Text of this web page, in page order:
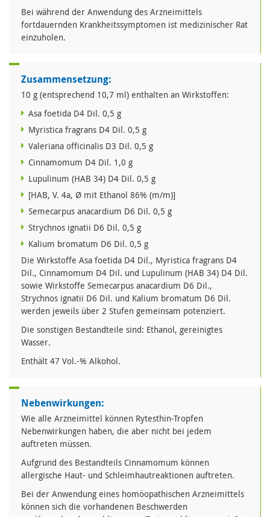
Bei während der Anwendung des Arzneimittels
fortdauernden Krankheitssymptomen ist medizinischer Rat
einzuholen.
Zusammensetzung:
10 g (entsprechend 10,7 ml) enthalten an Wirkstoffen:
Asa foetida D4 Dil. 0,5 g
Myristica fragrans D4 Dil. 0,5 g
Valeriana officinalis D3 Dil. 0,5 g
Cinnamomum D4 Dil. 1,0 g
Lupulinum (HAB 34) D4 Dil. 0,5 g
[HAB, V. 4a, Ø mit Ethanol 86% (m/m)]
Semecarpus anacardium D6 Dil. 0,5 g
Strychnos ignatii D6 Dil. 0,5 g
Kalium bromatum D6 Dil. 0,5 g
Die Wirkstoffe Asa foetida D4 Dil., Myristica fragrans D4
Dil., Cinnamomum D4 Dil. und Lupulinum (HAB 34) D4 Dil.
sowie Wirkstoffe Semecarpus anacardium D6 Dil.,
Strychnos ignatii D6 Dil. und Kalium bromatum D6 Dil.
werden jeweils über 2 Stufen gemeinsam potenziert.
Die sonstigen Bestandteile sind: Ethanol, gereinigtes
Wasser.
Enthält 47 Vol.-% Alkohol.
Nebenwirkungen:
Wie alle Arzneimittel können Rytesthin-Tropfen
Nebenwirkungen haben, die aber nicht bei jedem
auftreten müssen.
Aufgrund des Bestandteils Cinnamomum können
allergische Haut- und Schleimhautreaktionen auftreten.
Bei der Anwendung eines homöopathischen Arzneimittels
können sich die vorhandenen Beschwerden